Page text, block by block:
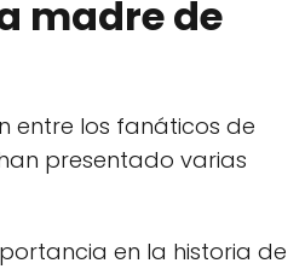
madre de
entre los fanáticos de
presentado varias
en la historia de